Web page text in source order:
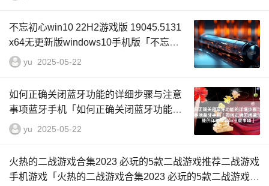
不忘初心win10 22H2游戏版 19045.5131
x64无更新版windows10手机版「不忘初
心win10 22H2游戏版 19045.5131 x64无
yu 2025-05-22
如何正确关闭蓝牙功能的详细步骤与注意
事项蓝牙手机「如何正确关闭蓝牙功能的
详细步骤与注意事项」
yu 2025-05-22
火热的二战游戏合集2023 必玩的5款二战游戏推荐二战游戏
手机游戏「火热的二战游戏合集2023 必玩的5款二战游戏推